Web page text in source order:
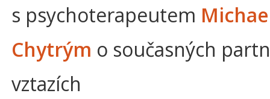
s psychoterapeutem
Chytrým o současných
vztazích